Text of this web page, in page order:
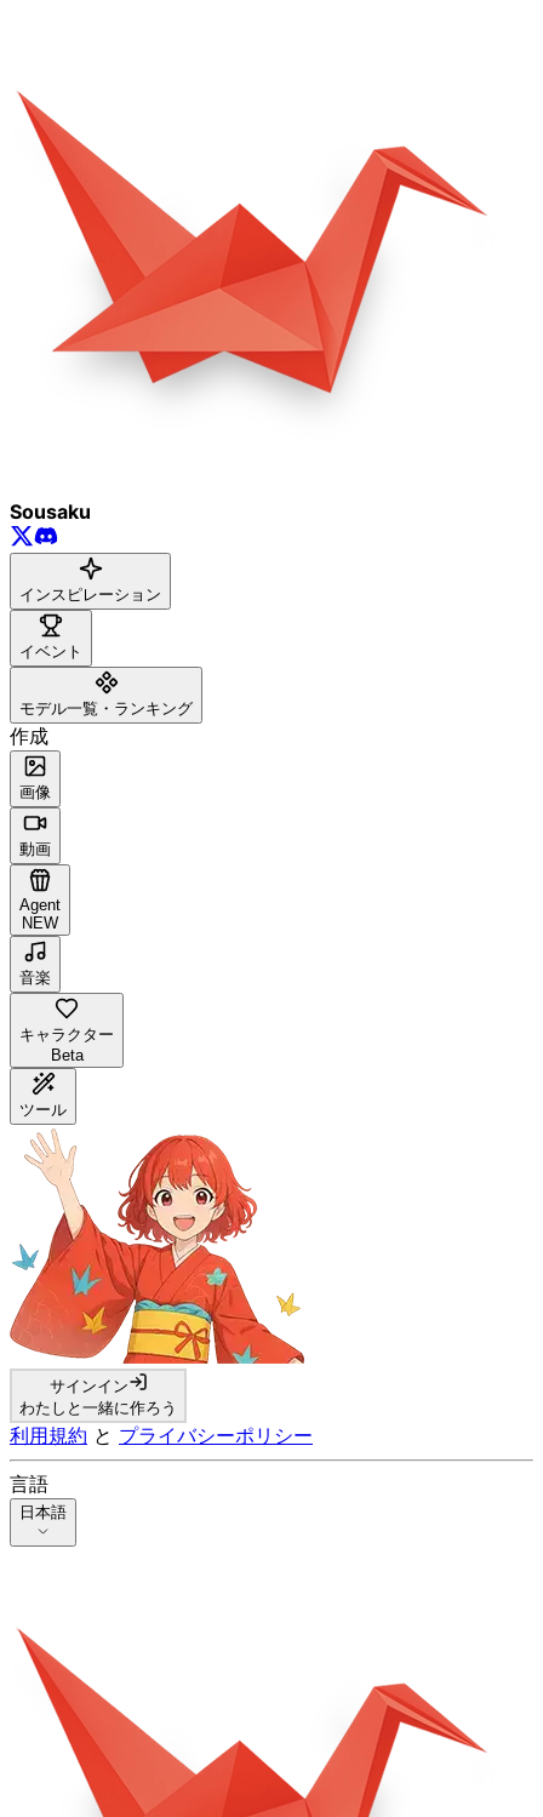
Sousaku
インスピレーション
イベント
モデル一覧・ランキング
作成
画像
動画
Agent
NEW
音楽
キャラクター
Beta
ツール
サインイン
わたしと一緒に作ろう
利用規約 と プライバシーポリシー
言語
日本語